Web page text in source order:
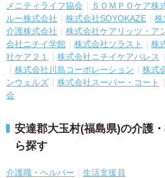
メニティライフ協会
ＳＯＭＰＯケア株
ルー株式会社
株式会社SOYOKAZE 株
介護株式会社
株式会社ケアリッツ・ア
会社ニチイ学館
株式会社ソラスト 株
社ケア２１
株式会社ニチイケアパレス
株式会社川島コーポレーション
株式
ンウェルズ
株式会社スーパー・コート
会
安達郡大玉村(福島県)の介護
ら探す
介護職・ヘルパー 生活支援員